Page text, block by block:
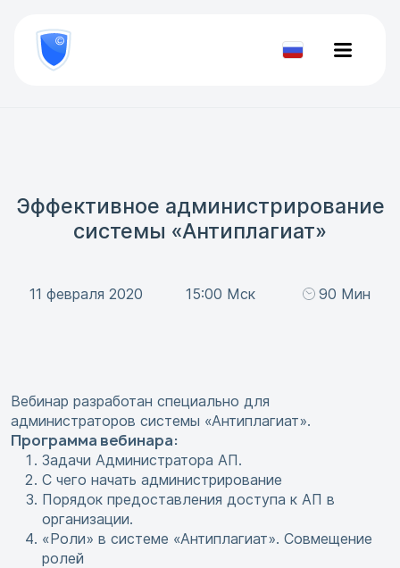
800
777-
81-Проверить
Эффективное администрирование
системы «Антиплагиат»
11 февраля 2020 15:00 Мск 90 Мин
Вебинар разработан специально для
администраторов системы «Антиплагиат».
Программа вебинара:
Задачи Администратора АП.
С чего начать администрирование
Порядок предоставления доступа к АП в
организации.
«Роли» в системе «Антиплагиат». Совмещение
ролей